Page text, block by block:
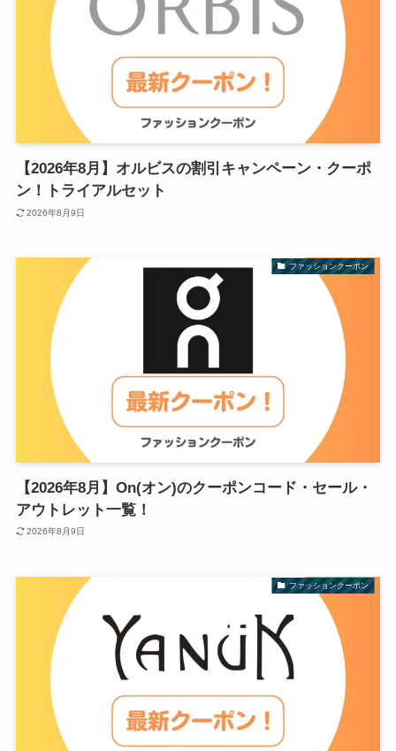
【2026年8月】オルビスの割引キャンペーン・クーポ
ン！トライアルセット
2026年8月9日
ファッションクーポン
【2026年8月】On(オン)のクーポンコード・セール・
アウトレット一覧！
2026年8月9日
ファッションクーポン